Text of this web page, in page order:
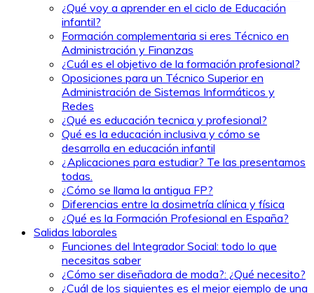
¿Qué voy a aprender en el ciclo de Educación
infantil?
Formación complementaria si eres Técnico en
Administración y Finanzas
¿Cuál es el objetivo de la formación profesional?
Oposiciones para un Técnico Superior en
Administración de Sistemas Informáticos y
Redes
¿Qué es educación tecnica y profesional?
Qué es la educación inclusiva y cómo se
desarrolla en educación infantil
¿Aplicaciones para estudiar? Te las presentamos
todas.
¿Cómo se llama la antigua FP?
Diferencias entre la dosimetría clínica y física
¿Qué es la Formación Profesional en España?
Salidas laborales
Funciones del Integrador Social: todo lo que
necesitas saber
¿Cómo ser diseñadora de moda?: ¿Qué necesito?
¿Cuál de los siguientes es el mejor ejemplo de una